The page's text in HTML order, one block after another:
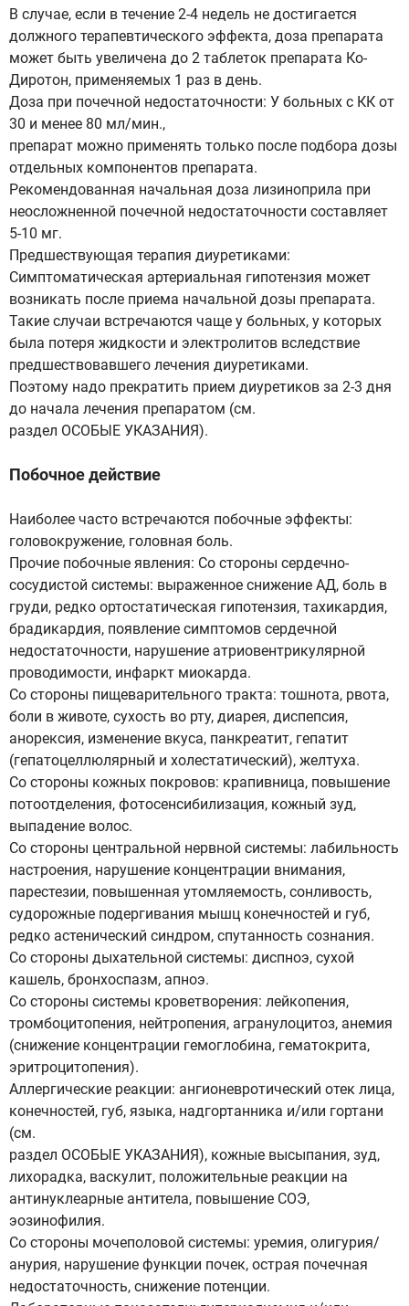
В случае, если в течение 2-4 недель не достигается
должного терапевтического эффекта, доза препарата
может быть увеличена до 2 таблеток препарата Ко-
Диротон, применяемых 1 раз в день.
Доза при почечной недостаточности: У больных с КК от
30 и менее 80 мл/мин.,
препарат можно применять только после подбора дозы
отдельных компонентов препарата.
Рекомендованная начальная доза лизиноприла при
неосложненной почечной недостаточности составляет
5-10 мг.
Предшествующая терапия диуретиками:
Симптоматическая артериальная гипотензия может
возникать после приема начальной дозы препарата.
Такие случаи встречаются чаще у больных, у которых
была потеря жидкости и электролитов вследствие
предшествовавшего лечения диуретиками.
Поэтому надо прекратить прием диуретиков за 2-3 дня
до начала лечения препаратом (см.
раздел ОСОБЫЕ УКАЗАНИЯ).
Побочное действие
Наиболее часто встречаются побочные эффекты:
головокружение, головная боль.
Прочие побочные явления: Со стороны сердечно-
сосудистой системы: выраженное снижение АД, боль в
груди, редко ортостатическая гипотензия, тахикардия,
брадикардия, появление симптомов сердечной
недостаточности, нарушение атриовентрикулярной
проводимости, инфаркт миокарда.
Со стороны пищеварительного тракта: тошнота, рвота,
боли в животе, сухость во рту, диарея, диспепсия,
анорексия, изменение вкуса, панкреатит, гепатит
(гепатоцеллюлярный и холестатический), желтуха.
Со стороны кожных покровов: крапивница, повышение
потоотделения, фотосенсибилизация, кожный зуд,
выпадение волос.
Со стороны центральной нервной системы: лабильность
настроения, нарушение концентрации внимания,
парестезии, повышенная утомляемость, сонливость,
судорожные подергивания мышц конечностей и губ,
редко астенический синдром, спутанность сознания.
Со стороны дыхательной системы: диспноэ, сухой
кашель, бронхоспазм, апноэ.
Со стороны системы кроветворения: лейкопения,
тромбоцитопения, нейтропения, агранулоцитоз, анемия
(снижение концентрации гемоглобина, гематокрита,
эритроцитопения).
Аллергические реакции: ангионевротический отек лица,
конечностей, губ, языка, надгортанника и/или гортани
(см.
раздел ОСОБЫЕ УКАЗАНИЯ), кожные высыпания, зуд,
лихорадка, васкулит, положительные реакции на
антинуклеарные антитела, повышение СОЭ,
эозинофилия.
Со стороны мочеполовой системы: уремия, олигурия/
анурия, нарушение функции почек, острая почечная
недостаточность, снижение потенции.